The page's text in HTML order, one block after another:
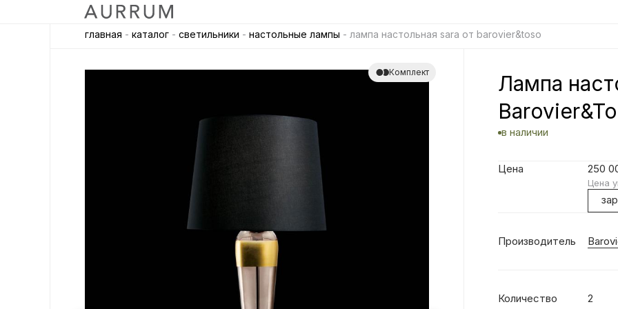
главная - каталог - светильники - настольные лампы - лампа настольная sara от barovier&toso
Комплект
Лампа
в наличии
Цена 250
Цена
Производитель
Количество 2